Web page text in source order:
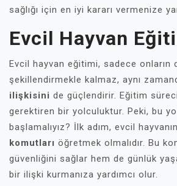
sağlığı için en iyi kararı vermenize
Evcil Hayvan
Evcil hayvan eğitimi, sadece onların
şekillendirmekle kalmaz, aynı
ilişkisini de güçlendirir. Eğitim
gerektiren bir yolculuktur. Peki, bu
başlamalıyız? İlk adım, evcil
komutları öğretmek olmalıdır. Bu
güvenliğini sağlar hem de günlük
bir ilişki kurmanıza yardımcı olur.